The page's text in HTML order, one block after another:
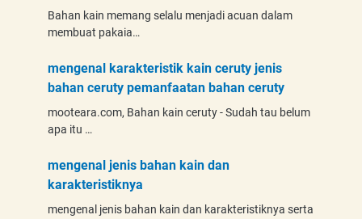
Bahan kain memang selalu menjadi acuan dalam
membuat pakaia…
mengenal karakteristik kain ceruty jenis
bahan ceruty pemanfaatan bahan ceruty
mooteara.com, Bahan kain ceruty - Sudah tau belum
apa itu …
mengenal jenis bahan kain dan
karakteristiknya
mengenal jenis bahan kain dan karakteristiknya serta